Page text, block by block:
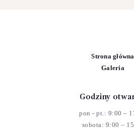
Strona główna
Galeria
Godziny
pon - pt.: 9:00 –
sobota: 9:00 –